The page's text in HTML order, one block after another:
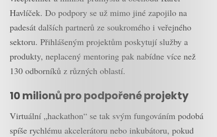
Havlíček. Do podpory se už mimo jiné zapojilo na
padesát dalších partnerů ze soukromého i veřejného
sektoru. Přihlášeným projektům poskytují služby a
produkty, neplacený mentoring pak nabídne více než
130 odborníků z různých oblastí.
10 milionů pro podpořené projekty
Virtuální „hackathon“ se tak svým fungováním podobá
spíše rychlému akcelerátoru nebo inkubátoru, pokud